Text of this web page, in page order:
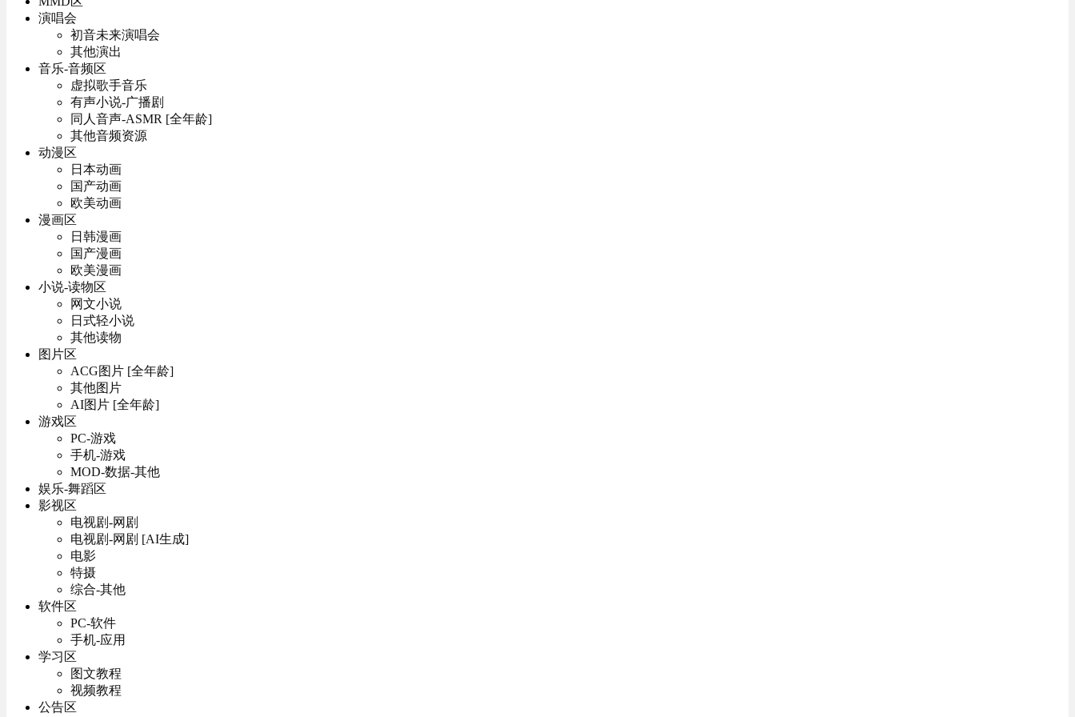
演唱会
初音未来演唱会
其他演出
音乐-音频区
虚拟歌手音乐
有声小说-广播剧
同人音声-ASMR [全年龄]
其他音频资源
动漫区
日本动画
国产动画
欧美动画
漫画区
日韩漫画
国产漫画
欧美漫画
小说-读物区
网文小说
日式轻小说
其他读物
图片区
ACG图片 [全年龄]
其他图片
AI图片 [全年龄]
游戏区
PC-游戏
手机-游戏
MOD-数据-其他
娱乐-舞蹈区
影视区
电视剧-网剧
电视剧-网剧 [AI生成]
电影
特摄
综合-其他
软件区
PC-软件
手机-应用
学习区
图文教程
视频教程
公告区